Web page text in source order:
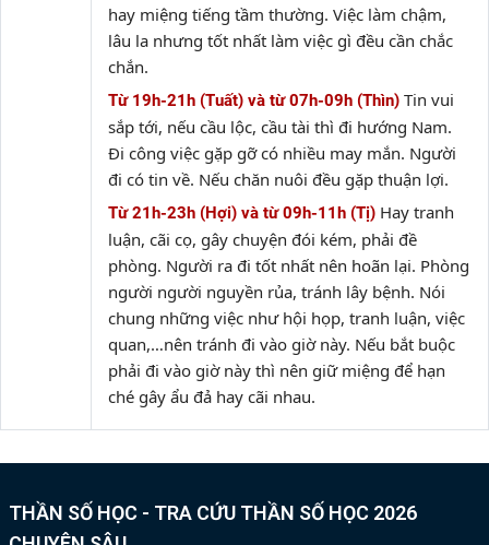
hay miệng tiếng tầm thường. Việc làm chậm,
lâu la nhưng tốt nhất làm việc gì đều cần chắc
chắn.
Từ 19h-21h (Tuất) và từ 07h-09h (Thìn) Tin vui
sắp tới, nếu cầu lộc, cầu tài thì đi hướng Nam.
Đi công việc gặp gỡ có nhiều may mắn. Người
đi có tin về. Nếu chăn nuôi đều gặp thuận lợi.
Từ 21h-23h (Hợi) và từ 09h-11h (Tị) Hay tranh
luận, cãi cọ, gây chuyện đói kém, phải đề
phòng. Người ra đi tốt nhất nên hoãn lại. Phòng
người người nguyền rủa, tránh lây bệnh. Nói
chung những việc như hội họp, tranh luận, việc
quan,…nên tránh đi vào giờ này. Nếu bắt buộc
phải đi vào giờ này thì nên giữ miệng để hạn
ché gây ẩu đả hay cãi nhau.
THẦN SỐ HỌC - TRA CỨU THẦN SỐ HỌC 2026